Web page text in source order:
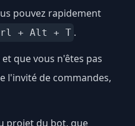
pouvez rapidement
+ Alt + T .
et que vous n'êtes pas
l'invité de commandes,
projet du bot, que